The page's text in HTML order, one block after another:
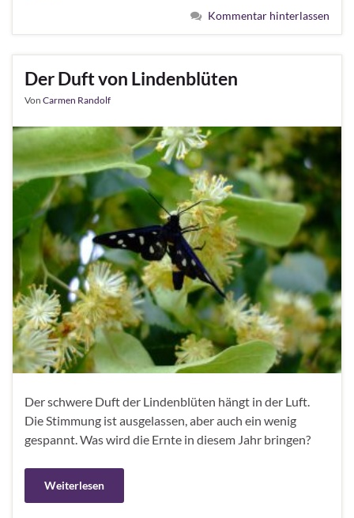
Kommentar hinterlassen
Der Duft von Lindenblüten
Von Carmen Randolf
Der schwere Duft der Lindenblüten hängt in der Luft.
Die Stimmung ist ausgelassen, aber auch ein wenig
gespannt. Was wird die Ernte in diesem Jahr bringen?
Weiterlesen